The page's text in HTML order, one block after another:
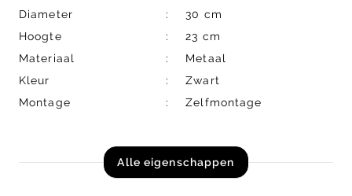
Diameter
30 cm
Hoogte
23 cm
Materiaal
Metaal
Kleur
Zwart
Montage
Zelfmontage
Alle eigenschappen